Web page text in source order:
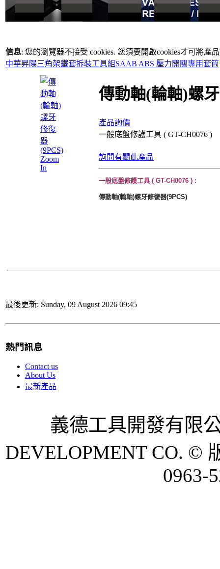
信息: 您的瀏覽器不接受 cookies. 您須要開啟cookies才可將產
中華昇陽三角架鐵套拆裝工具組SAAB ABS 壓力開關專用套筒
Zoom
In
傳動軸(輪軸)螺
產品詢價
一般底盤修護工具 ( GT-CH0076 )
詢問有關此產品
一般底盤修護工具 ( GT-CH0076 ) :
傳動軸(輪軸)螺牙修復器(9PCS)
最後更新: Sunday, 09 August 2026 09:45
熱門訊息
Contact us
About Us
最新產品
義德工具開發有限
DEVELOPMENT CO. ©
0963-